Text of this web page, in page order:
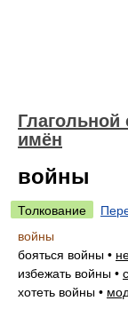
имён
войны
Толкование
войны
бояться войны •
избежать войны •
хотеть войны •